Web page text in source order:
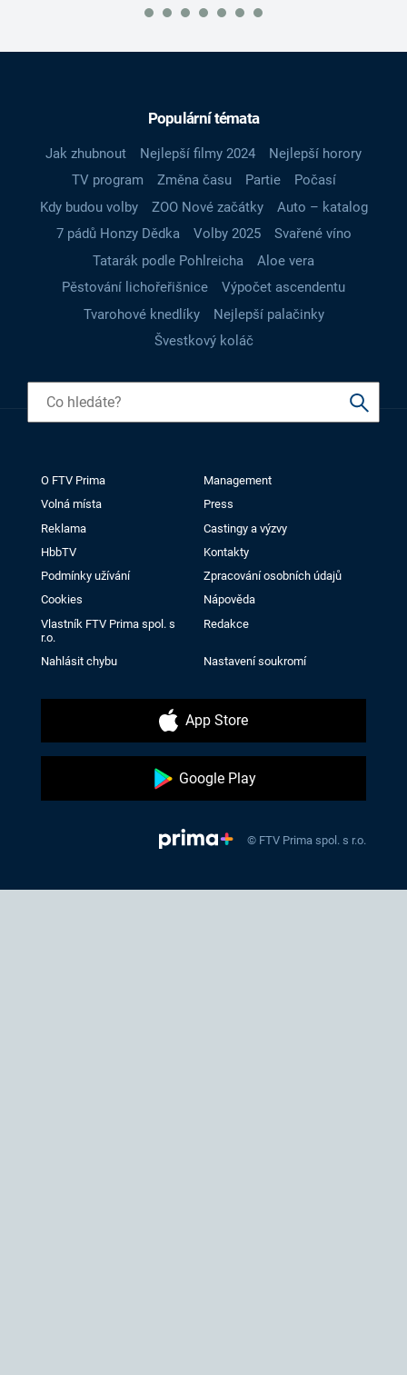
Populární témata
Jak zhubnout Nejlepší filmy 2024
Nejlepší horory
TV program
Změna času Partie
Počasí
Kdy budou volby
ZOO Nové začátky
Auto – katalog
7 pádů Honzy Dědka
Volby 2025
Svařené víno
Tatarák podle Pohlreicha
Aloe vera
Pěstování lichořeřišnice
Výpočet ascendentu
Tvarohové knedlíky
Nejlepší palačinky
Švestkový koláč
O FTV Prima
Management
Volná místa
Press
Reklama
Castingy a výzvy
HbbTV
Kontakty
Podmínky užívání
Zpracování osobních údajů
Cookies
Nápověda
Vlastník FTV Prima spol. s
r.o.
Redakce
Nahlásit chybu Nastavení soukromí
App Store
Google Play
© FTV Prima spol. s r.o.